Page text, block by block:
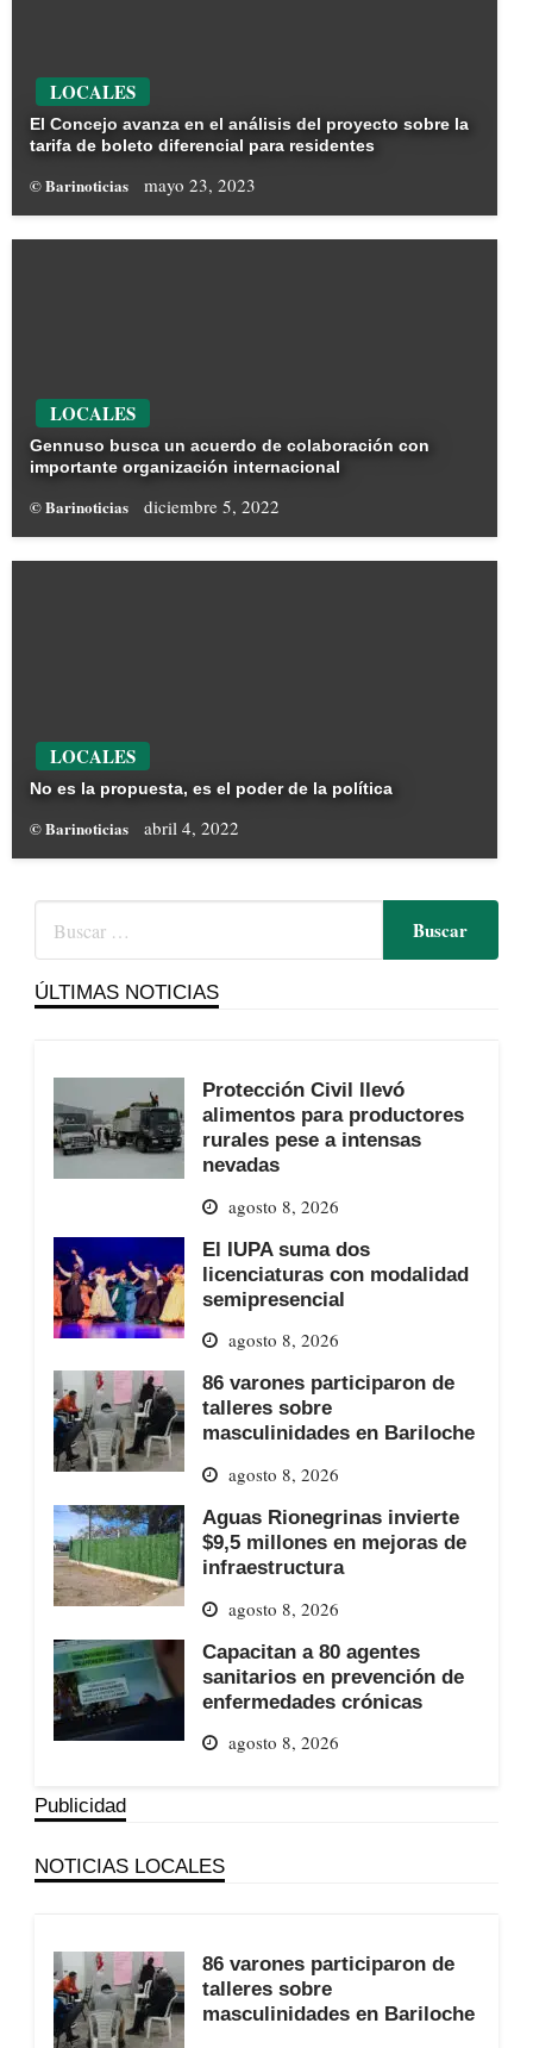
LOCALES
El Concejo avanza en el análisis del proyecto sobre la
tarifa de boleto diferencial para residentes
© Barinoticias mayo 23, 2023
LOCALES
Gennuso busca un acuerdo de colaboración con
importante organización internacional
© Barinoticias diciembre 5, 2022
LOCALES
No es la propuesta, es el poder de la política
© Barinoticias abril 4, 2022
ÚLTIMAS NOTICIAS
Protección Civil llevó
alimentos para productores
rurales pese a intensas
nevadas
agosto 8, 2026
El IUPA suma dos
licenciaturas con modalidad
semipresencial
agosto 8, 2026
86 varones participaron de
talleres sobre
masculinidades en Bariloche
agosto 8, 2026
Aguas Rionegrinas invierte
$9,5 millones en mejoras de
infraestructura
agosto 8, 2026
Capacitan a 80 agentes
sanitarios en prevención de
enfermedades crónicas
agosto 8, 2026
Publicidad
NOTICIAS LOCALES
86 varones participaron de
talleres sobre
masculinidades en Bariloche